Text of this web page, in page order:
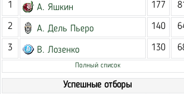
1
А. Яшкин 177 81
2 А. Дель Пьеро 140
3 В. Лозенко 130
Полный список
Успешные отборы